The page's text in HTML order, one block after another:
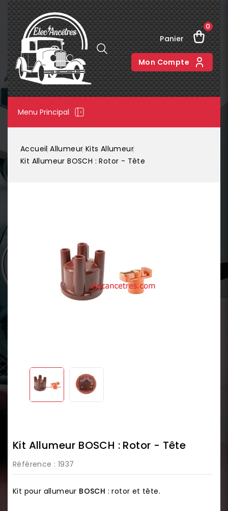
Panier
0
Mon Compte
Menu Principal
Accueil Allumeur Kits Allumeur
Kit Allumeur BOSCH : Rotor - Tête
Kit Allumeur BOSCH : Rotor - Tête
Référence : 1937
Kit pour allumeur BOSCH : rotor et tête.